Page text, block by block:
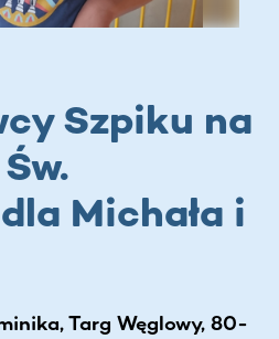
Szpiku na
Michała i
Targ Węglowy, 80-